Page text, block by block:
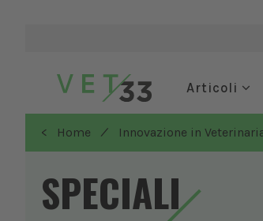
Articoli
< Home / Innovazione in
SPECIALI